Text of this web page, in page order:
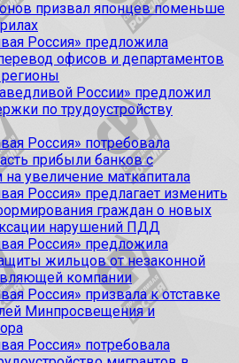
призвал японцев поменьше
Россия» предложила
офисов и департаментов
России» предложил
по трудоустройству
Россия» потребовала
прибыли банков с
на увеличение маткапитала
Россия» предлагает изменить
граждан о новых
нарушений ПДД
Россия» предложила
жильцов от незаконной
компании
Россия» призвала к отставке
Минпросвещения и
Россия» потребовала